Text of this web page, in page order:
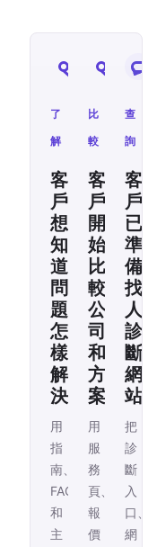
了
解
客
戶
想
知
道
問
題
怎
樣
解
決
用
指
南、
FAQ
和
主
比
較
客
戶
開
始
比
較
公
司
和
方
案
用
服
務
頁、
報
價
查
詢
客
戶
已
準
備
找
人
診
斷
網
站
把
診
斷
入
口、
網